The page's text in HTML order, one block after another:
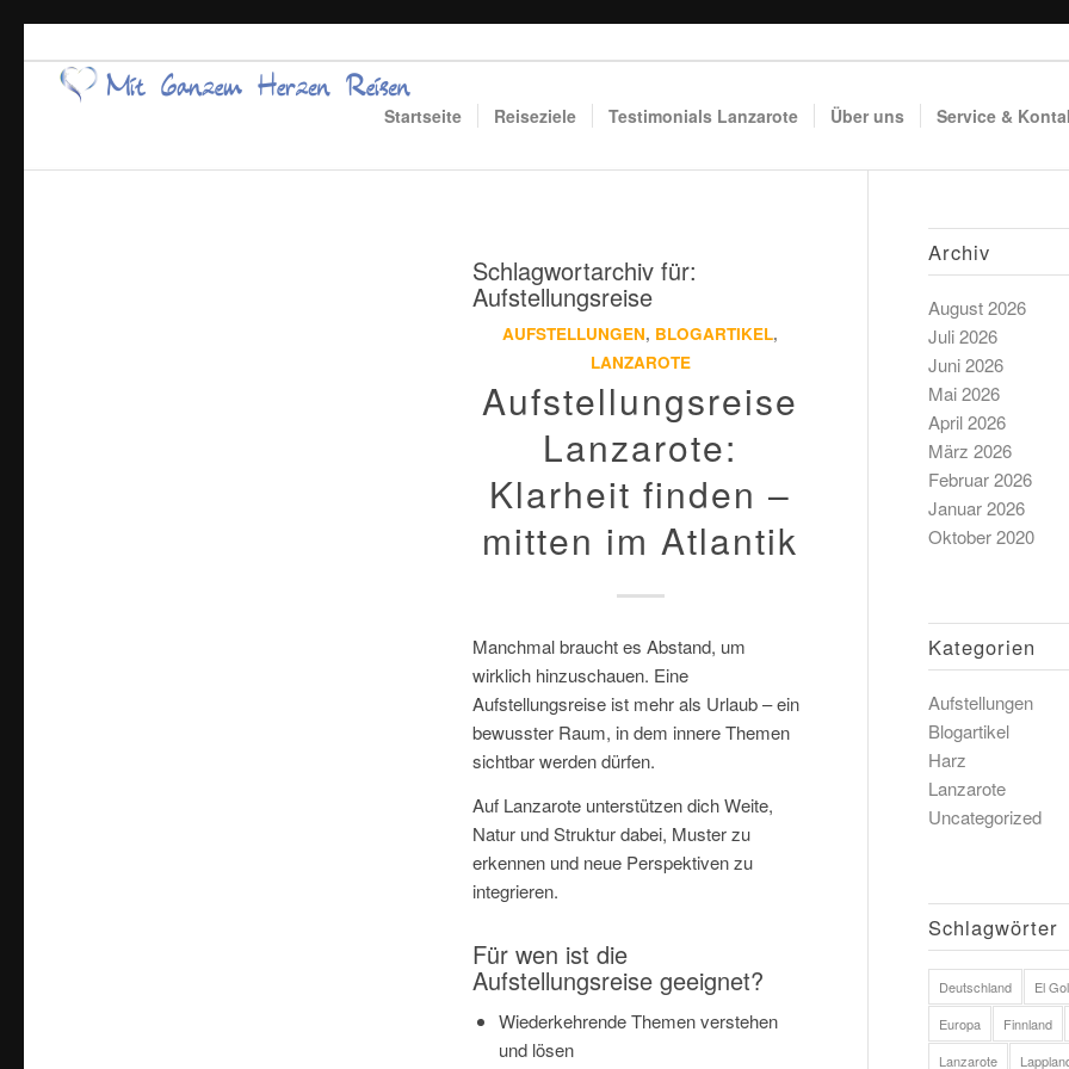
Startseite Reiseziele Testimonials Lanzarote Über uns Service &
Schlagwortarchiv für:
Aufstellungsreise
AUFSTELLUNGEN, BLOGARTIKEL,
LANZAROTE
Aufstellungsreise
Lanzarote:
Klarheit finden –
mitten im Atlantik
Manchmal braucht es Abstand, um
wirklich hinzuschauen. Eine
Aufstellungsreise ist mehr als Urlaub – ein
bewusster Raum, in dem innere Themen
sichtbar werden dürfen.
Auf Lanzarote unterstützen dich Weite,
Natur und Struktur dabei, Muster zu
erkennen und neue Perspektiven zu
integrieren.
Für wen ist die
Aufstellungsreise geeignet?
Wiederkehrende Themen verstehen
und lösen
Archiv
August 2026
Juli 2026
Juni 2026
Mai 2026
April 2026
März 2026
Februar 2026
Januar 2026
Oktober 2020
Kategorien
Aufstellungen
Blogartikel
Harz
Lanzarote
Uncategorized
Schlagwörter
Deutschland
El
Europa
Finnland
Lanzarote